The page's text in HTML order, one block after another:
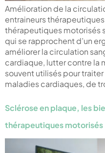
Amélioration de la
entraineurs
thérapeutiques motorisés
qui se rapprochent d’un
améliorer la circulation
cardiaque, lutter contre la
souvent utilisés pour
maladies cardiaques, de
Sclérose en plaque, les
thérapeutiques motorisés